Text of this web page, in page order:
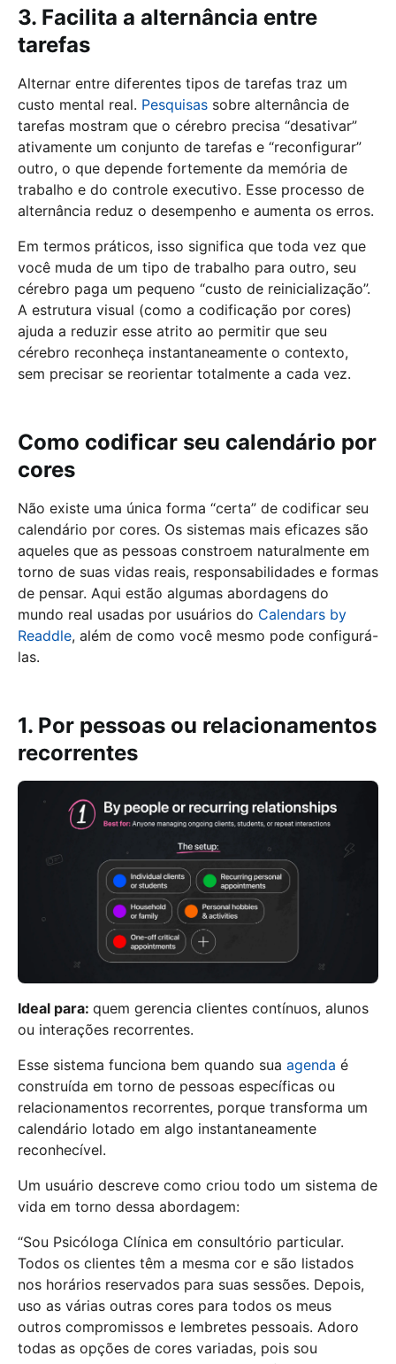
3. Facilita a alternância entre
tarefas
Alternar entre diferentes tipos de tarefas traz um
custo mental real. Pesquisas sobre alternância de
tarefas mostram que o cérebro precisa “desativar”
ativamente um conjunto de tarefas e “reconfigurar”
outro, o que depende fortemente da memória de
trabalho e do controle executivo. Esse processo de
alternância reduz o desempenho e aumenta os erros.
Em termos práticos, isso significa que toda vez que
você muda de um tipo de trabalho para outro, seu
cérebro paga um pequeno “custo de reinicialização”.
A estrutura visual (como a codificação por cores)
ajuda a reduzir esse atrito ao permitir que seu
cérebro reconheça instantaneamente o contexto,
sem precisar se reorientar totalmente a cada vez.
Como codificar seu calendário por
cores
Não existe uma única forma “certa” de codificar seu
calendário por cores. Os sistemas mais eficazes são
aqueles que as pessoas constroem naturalmente em
torno de suas vidas reais, responsabilidades e formas
de pensar. Aqui estão algumas abordagens do
mundo real usadas por usuários do Calendars by
Readdle, além de como você mesmo pode configurá-
las.
1. Por pessoas ou relacionamentos
recorrentes
Ideal para: quem gerencia clientes contínuos, alunos
ou interações recorrentes.
Esse sistema funciona bem quando sua agenda é
construída em torno de pessoas específicas ou
relacionamentos recorrentes, porque transforma um
calendário lotado em algo instantaneamente
reconhecível.
Um usuário descreve como criou todo um sistema de
vida em torno dessa abordagem:
“Sou Psicóloga Clínica em consultório particular.
Todos os clientes têm a mesma cor e são listados
nos horários reservados para suas sessões. Depois,
uso as várias outras cores para todos os meus
outros compromissos e lembretes pessoais. Adoro
todas as opções de cores variadas, pois sou